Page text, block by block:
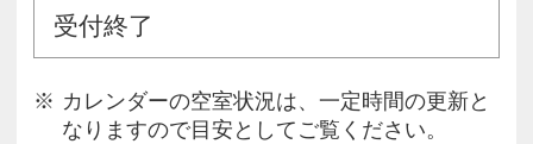
受付終了
カレンダーの空室状況は、一定時間の更新と
なりますので目安としてご覧ください。